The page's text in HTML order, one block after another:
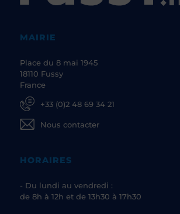
MAIRIE
Place du 8 mai 1945
18110 Fussy
France
+33 (0)2 48 69 34 21
Nous contacter
HORAIRES
- Du lundi au vendredi :
de 8h à 12h et de 13h30 à 17h30